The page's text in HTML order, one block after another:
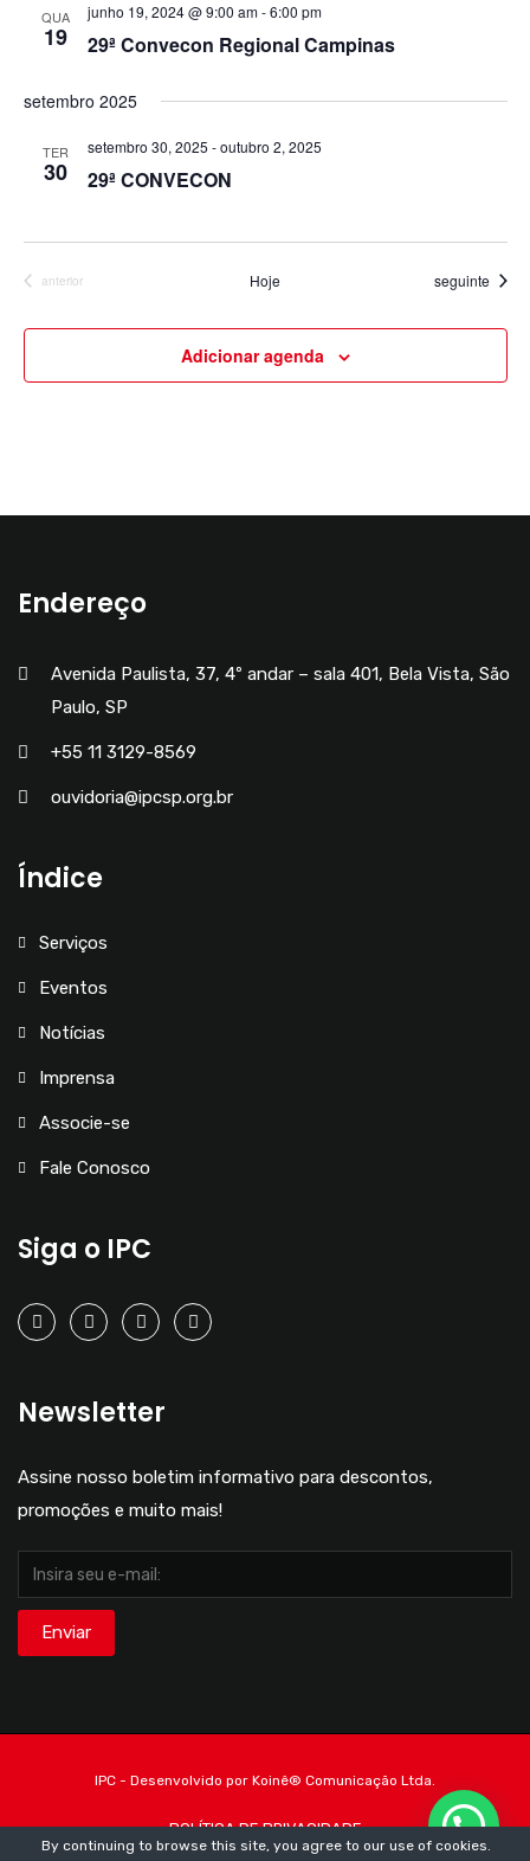
E
n
t
o
QUA
19
junho 19, 2024 @ 9:00 am-6:00 pm
29ª Convecon Regional Campinas
setembro 2025
TER
30
setembro 30, 2025 -outubro 2, 2025
29ª CONVECON
Eventos
anterior Hoje Eventos
seguinte
Adicionar agenda
Endereço
Avenida Paulista, 37, 4º andar – sala 401, Bela Vista, São
Paulo, SP
+55 11 3129-8569
ouvidoria@ipcsp.org.br
Índice
Serviços
Eventos
Notícias
Imprensa
Associe-se
Fale Conosco
Siga o IPC
Newsletter
Assine nosso boletim informativo para descontos,
promoções e muito mais!
IPC - Desenvolvido por Koinê®️ Comunicação Ltda.
POLÍTICA DE PRIVACIDADE
By continuing to browse this site, you agree to our use of cookies.